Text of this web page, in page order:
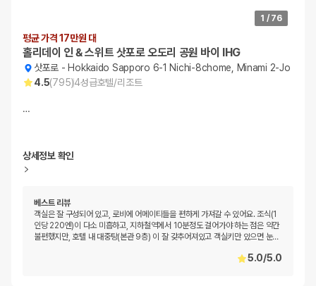
1 / 76
평균 가격 17만원 대
홀리데이 인 & 스위트 삿포로 오도리 공원 바이 IHG
삿포로 - Hokkaido Sapporo 6-1 Nichi-8chome, Minami 2-Jo
4.5(795)4성급호텔/리조트
…
상세정보 확인
베스트 리뷰
객실은 잘 구성되어 있고, 로비에 어메이티들을 편하게 가져갈 수 있어요. 조식(1
인당 220엔)이 다소 미흡하고, 지하철역에서 10분정도 걸어가야 하는 점은 약간
불편했지만, 호텔 내 대중탕(본관 9층) 이 잘 갖추어져있고 객실키만 있으면 눈…
5.0/5.0